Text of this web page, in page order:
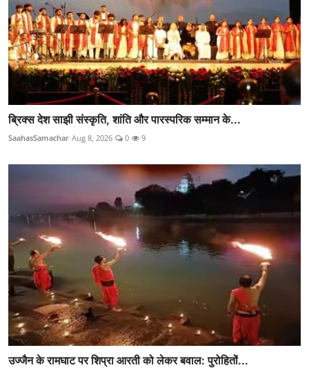
ब्रिक्स देश साझी संस्कृति, शांति और पारस्परिक सम्मान के...
SaahasSamachar Aug 8, 2026 0 9
उज्जैन के रामघाट पर शिप्रा आरती को लेकर बवाल: पुरोहितों...